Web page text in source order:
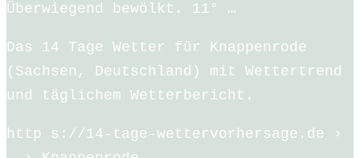
Überwiegend bewölkt. 11° …
Das 14 Tage Wetter für Knappenrode
(Sachsen, Deutschland) mit Wettertrend
und täglichem Wetterbericht.
http s://14-tage-wettervorhersage.de ›